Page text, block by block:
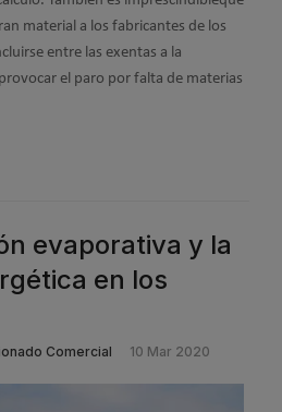
material a los fabricantes de los
entre las exentas a la
el paro por falta de materias
evaporativa y la
en los
Comercial 10 Mar 2020